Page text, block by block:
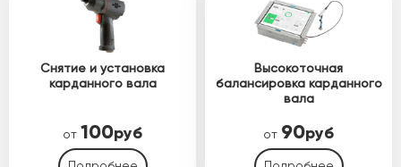
Снятие и установка
карданного вала
от 100руб
Высокоточная
балансировка карданного
вала
от 90руб